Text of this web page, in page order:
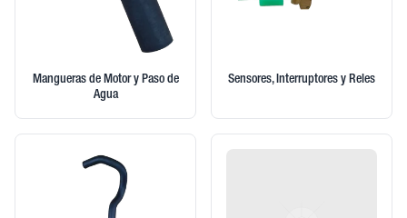
Mangueras de Motor y Paso de
Agua
Sensores, Interruptores y Reles